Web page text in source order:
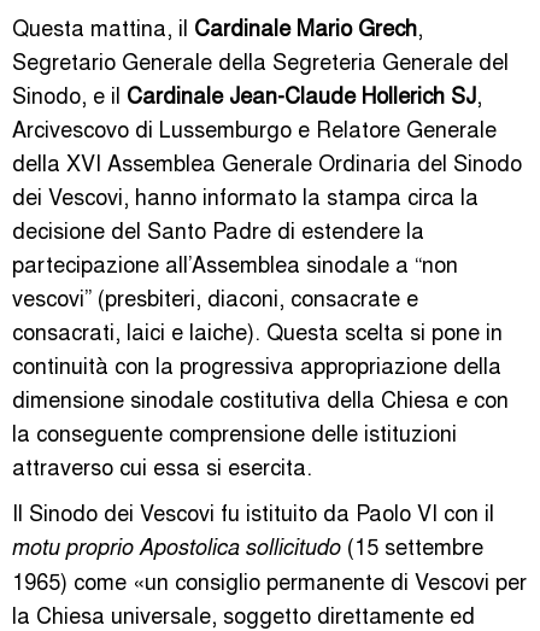
Questa mattina, il Cardinale Mario Grech,
Segretario Generale della Segreteria Generale del
Sinodo, e il Cardinale Jean-Claude Hollerich SJ,
Arcivescovo di Lussemburgo e Relatore Generale
della XVI Assemblea Generale Ordinaria del Sinodo
dei Vescovi, hanno informato la stampa circa la
decisione del Santo Padre di estendere la
partecipazione all’Assemblea sinodale a “non
vescovi” (presbiteri, diaconi, consacrate e
consacrati, laici e laiche). Questa scelta si pone in
continuità con la progressiva appropriazione della
dimensione sinodale costitutiva della Chiesa e con
la conseguente comprensione delle istituzioni
attraverso cui essa si esercita.
Il Sinodo dei Vescovi fu istituito da Paolo VI con il
motu proprio Apostolica sollicitudo (15 settembre
1965) come «un consiglio permanente di Vescovi per
la Chiesa universale, soggetto direttamente ed